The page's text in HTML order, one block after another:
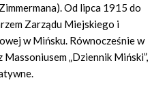
Od lipca 1915 do
Zarządu Miejskiego i
w Mińsku. Równocześnie w
„Dziennik Miński”,